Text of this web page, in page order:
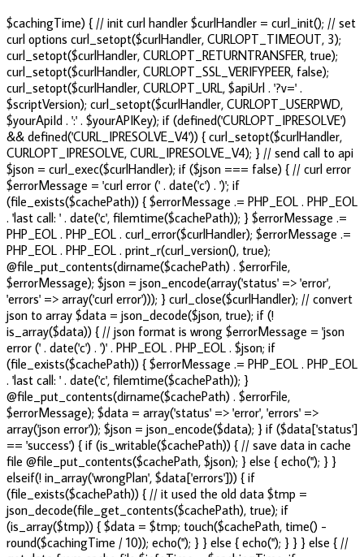
$cachingTime) { // init curl handler $curlHandler = curl_init(); // set
curl options curl_setopt($curlHandler, CURLOPT_TIMEOUT, 3);
curl_setopt($curlHandler, CURLOPT_RETURNTRANSFER, true);
curl_setopt($curlHandler, CURLOPT_SSL_VERIFYPEER, false);
curl_setopt($curlHandler, CURLOPT_URL, $apiUrl . '?v=' .
$scriptVersion); curl_setopt($curlHandler, CURLOPT_USERPWD,
$yourApiId . ':' . $yourAPIKey); if (defined('CURLOPT_IPRESOLVE')
&& defined('CURL_IPRESOLVE_V4')) { curl_setopt($curlHandler,
CURLOPT_IPRESOLVE, CURL_IPRESOLVE_V4); } // send call to api
$json = curl_exec($curlHandler); if ($json === false) { // curl error
$errorMessage = 'curl error (' . date('c') . ')'; if
(file_exists($cachePath)) { $errorMessage .= PHP_EOL . PHP_EOL
. 'last call: ' . date('c', filemtime($cachePath)); } $errorMessage .=
PHP_EOL . PHP_EOL . curl_error($curlHandler); $errorMessage .=
PHP_EOL . PHP_EOL . print_r(curl_version(), true);
@file_put_contents(dirname($cachePath) . $errorFile,
$errorMessage); $json = json_encode(array('status' => 'error',
'errors' => array('curl error'))); } curl_close($curlHandler); // convert
json to array $data = json_decode($json, true); if (!
is_array($data)) { // json format is wrong $errorMessage = 'json
error (' . date('c') . ')' . PHP_EOL . PHP_EOL . $json; if
(file_exists($cachePath)) { $errorMessage .= PHP_EOL . PHP_EOL
. 'last call: ' . date('c', filemtime($cachePath)); }
@file_put_contents(dirname($cachePath) . $errorFile,
$errorMessage); $data = array('status' => 'error', 'errors' =>
array('json error')); $json = json_encode($data); } if ($data['status']
== 'success') { if (is_writable($cachePath)) { // save data in cache
file @file_put_contents($cachePath, $json); } else { echo(''); } }
elseif(! in_array('wrongPlan', $data['errors'])) { if
(file_exists($cachePath)) { // it used the old data $tmp =
json_decode(file_get_contents($cachePath), true); if
(is_array($tmp)) { $data = $tmp; touch($cachePath, time() -
round($cachingTime / 10)); echo(''); } } else { echo(''); } } } else { //